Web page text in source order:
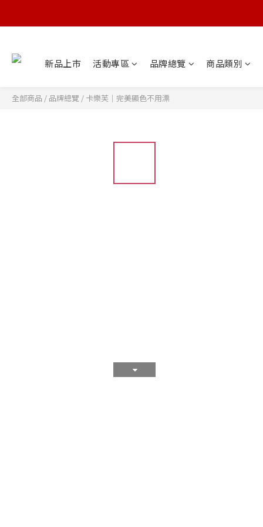
新品上市 活動專區 品牌總覽 商品類別
全部商品 / 品牌總覽 / 卡樂芙｜完美顯色不用漂